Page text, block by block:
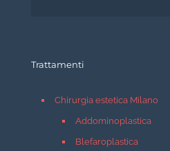
Trattamenti
Chirurgia estetica Milano
Addominoplastica
Blefaroplastica